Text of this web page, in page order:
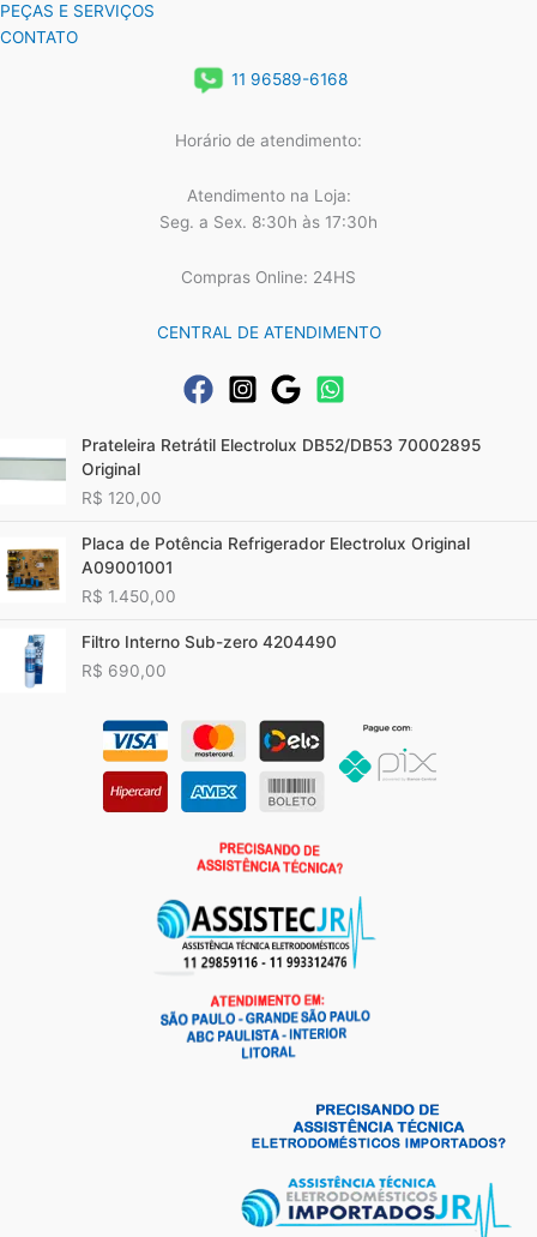
PEÇAS E SERVIÇOS
CONTATO
11 96589-6168
Horário de atendimento:
Atendimento na Loja:
Seg. a Sex. 8:30h às 17:30h
Compras Online: 24HS
CENTRAL DE ATENDIMENTO
Prateleira Retrátil Electrolux DB52/DB53 70002895
Original
R$ 120,00
Placa de Potência Refrigerador Electrolux Original
A09001001
R$ 1.450,00
Filtro Interno Sub-zero 4204490
R$ 690,00